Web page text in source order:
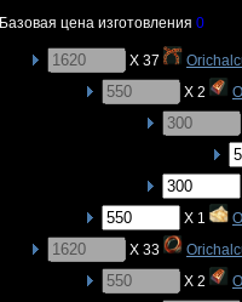
Базовая цена изготовления 0
X 37
X 2
X 1
X 33
X 2